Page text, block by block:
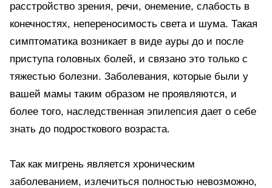
расстройство зрения, речи, онемение, слабость в
конечностях, непереносимость света и шума. Такая
симптоматика возникает в виде ауры до и после
приступа головных болей, и связано это только с
тяжестью болезни. Заболевания, которые были у
вашей мамы таким образом не проявляются, и
более того, наследственная эпилепсия дает о себе
знать до подросткового возраста.
Так как мигрень является хроническим
заболеванием, излечиться полностью невозможно,